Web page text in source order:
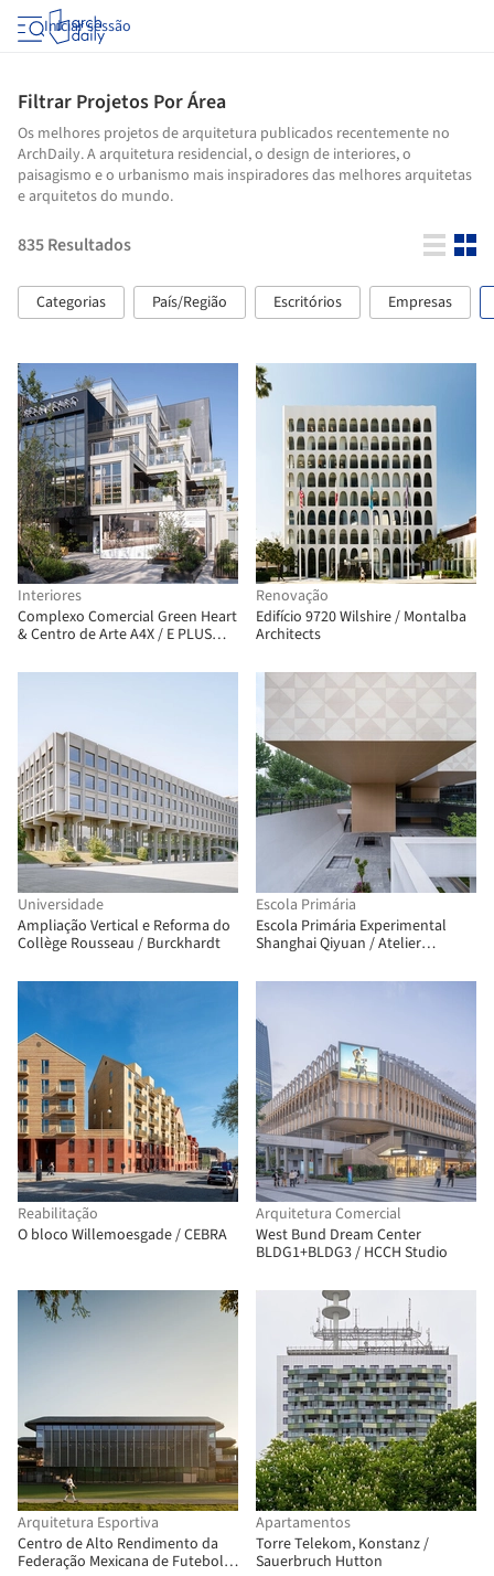
Iniciar sessão
Filtrar Projetos Por Área
Os melhores projetos de arquitetura publicados recentemente no
ArchDaily. A arquitetura residencial, o design de interiores, o
paisagismo e o urbanismo mais inspiradores das melhores arquitetas
e arquitetos do mundo.
835Resultados
Categorias País/Região Escritórios Empresas
Interiores
Complexo Comercial Green Heart
& Centro de Arte A4X / E PLUS
Renovação
Edifício 9720 Wilshire / Montalba
Architects
Universidade
Ampliação Vertical e Reforma do
Collège Rousseau / Burckhardt
Escola Primária
Escola Primária Experimental
Shanghai Qiyuan / Atelier
Reabilitação
O bloco Willemoesgade / CEBRA
Arquitetura Comercial
West Bund Dream Center
BLDG1+BLDG3 / HCCH Studio
Arquitetura Esportiva
Centro de Alto Rendimento da
Federação Mexicana de Futebol
Apartamentos
Torre Telekom, Konstanz /
Sauerbruch Hutton